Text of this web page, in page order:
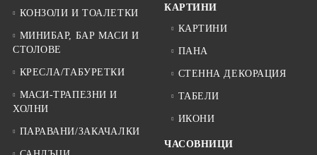
КОНЗОЛИ И ТОАЛЕТКИ
МИНИБАР, БАР МАСИ И
СТОЛОВЕ
КРЕСЛА/ТАБУРЕТКИ
МАСИ-ТРАПЕЗНИ И
ХОЛНИ
ПАРАВАНИ/ЗАКАЧАЛКИ
КАРТИНИ
КАРТИНИ
ПАНА
СТЕННА ДЕКОРАЦИЯ
ТАБЕЛИ
ИКОНИ
ЧАСОВНИЦИ